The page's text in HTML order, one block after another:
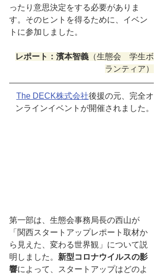
ったり意思決定をする必要がありま
す。そのヒントを得るために、イベン
トに参加しました。
レポート：濱本智義 （生態会　学生ボ
ランティア）
The DECK株式会社後援の元、完全オ
ンラインイベントが開催されました。
第一部は、生態会事務局長の西山が
「関西スタートアップレポート取材か
ら見えた、変わる世界観」について説
明しました。 新型コロナウイルスの影
響によって、スタートアップはどのよ